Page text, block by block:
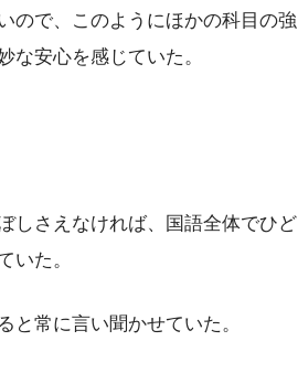
ので、このようにほかの科目の強
な安心を感じていた。
しさえなければ、国語全体でひど
いた。
と常に言い聞かせていた。